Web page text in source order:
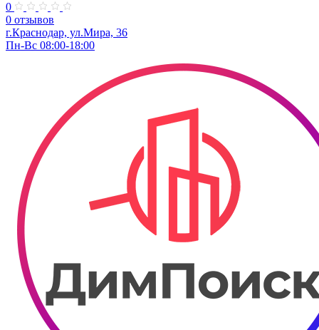
0
0 отзывов
г.Краснодар, ул.Мира, 36
Пн-Вс 08:00-18:00